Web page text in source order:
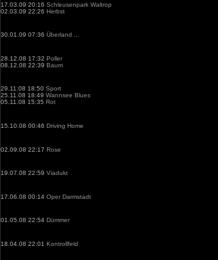
17.03.09 20:16 Schleusenpark Waltrop
02.03.09 22:26 Herbst
30.01.09 07:36 Überland ...
28.12.08 17:32 Poller
08.12.08 22:39 Baum
29.11.08 18:50 Sport
25.11.08 18:49 Wannsee Blues
05.11.08 15:35 Rot
15.10.08 00:46 Driving Home
02.09.08 22:17 Rose
19.07.08 22:59 Viadukt
17.06.08 00:14 Oper Darmstadt
01.05.08 22:54 Dümmer
18.04.08 22:01 Kontrollfeld